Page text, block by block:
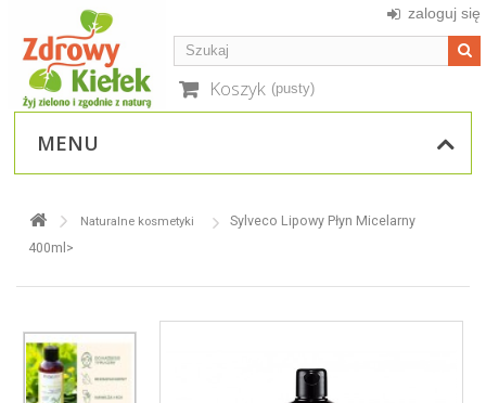
zaloguj się
Koszyk (pusty)
MENU
Naturalne kosmetyki
Sylveco Lipowy Płyn Micelarny
400ml>